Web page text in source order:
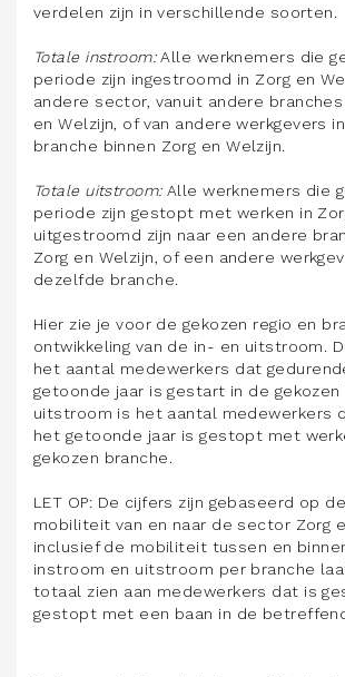
verdelen zijn in verschillende soorten.
Totale instroom:Alle werknemers die
periode zijn ingestroomd in Zorg en
andere sector, vanuit andere
en Welzijn, of van andere werkgevers
branche binnen Zorg en Welzijn.
Totale uitstroom: Alle werknemers die
periode zijn gestopt met werken in
uitgestroomd zijn naar een andere
Zorg en Welzijn, of een andere
dezelfde branche.
Hier zie je voor de gekozen regio en
ontwikkeling van de in- en uitstroom.
het aantal medewerkers dat
getoonde jaar is gestart in de gekozen
uitstroom is het aantal medewerkers
het getoonde jaar is gestopt met
gekozen branche.
LET OP: De cijfers zijn gebaseerd op
mobiliteit van en naar de sector Zorg
inclusief de mobiliteit tussen en
instroom en uitstroom per branche
totaal zien aan medewerkers dat is
gestopt met een baan in de